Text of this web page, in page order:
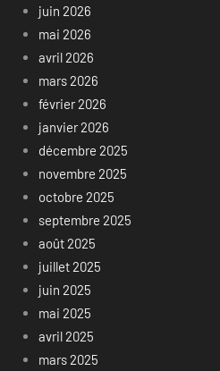
juin 2026
mai 2026
avril 2026
mars 2026
février 2026
janvier 2026
décembre 2025
novembre 2025
octobre 2025
septembre 2025
août 2025
juillet 2025
juin 2025
mai 2025
avril 2025
mars 2025